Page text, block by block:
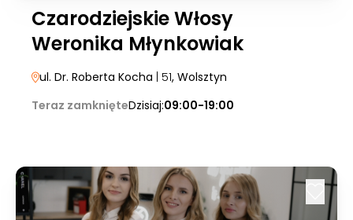
Czarodziejskie Włosy
Weronika Młynkowiak
ul. Dr. Roberta Kocha | 51, Wolsztyn
Teraz zamknięteDzisiaj:09:00-19:00